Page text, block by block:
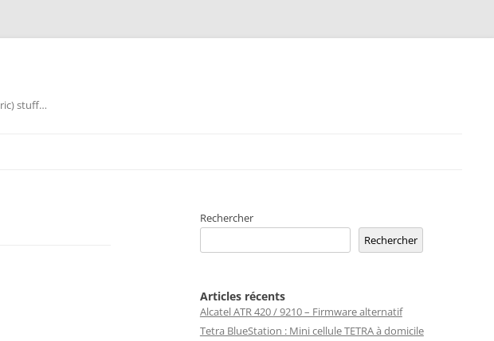
stuff…
Rechercher
Rechercher
Articles récents
Alcatel ATR 420 / 9210 – Firmware alternatif
Tetra BlueStation : Mini cellule TETRA à domicile